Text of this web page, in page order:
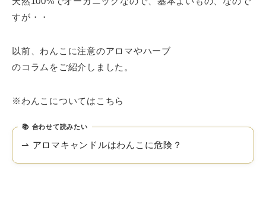
すが・・
以前、わんこに注意のアロマやハーブ
のコラムをご紹介しました。
※わんこについてはこちら
合わせて読みたい
⇀ アロマキャンドルはわんこに危険？